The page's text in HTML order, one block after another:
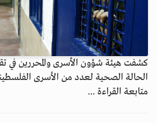
كشفت هيئة شؤون الأسرى والمحررين في
الحالة الصحية لعدد من الأسرى
متابعة القراءة ...